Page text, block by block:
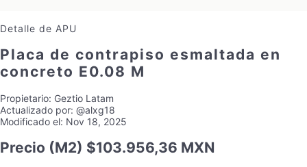
Detalle de APU
Placa de contrapiso esmaltada en
concreto E0.08 M
Propietario: Geztio Latam
Actualizado por: @alxg18
Modificado el: Nov 18, 2025
Precio (M2) $103.956,36 MXN